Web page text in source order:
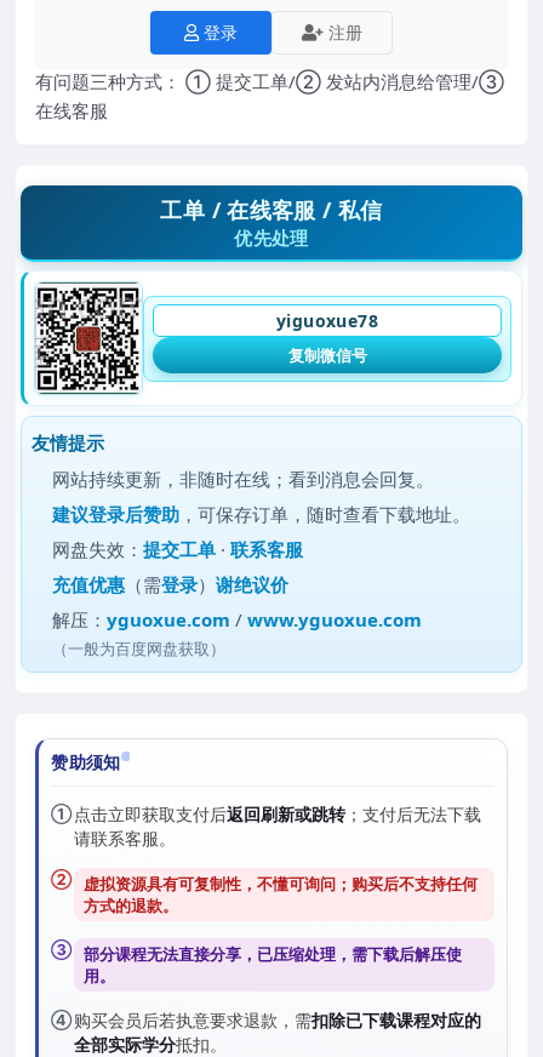
登录 注册
有问题三种方式： ① 提交工单/② 发站内消息给管理/③
在线客服
工单 / 在线客服 / 私信
优先处理
yiguoxue78
复制微信号
友情提示
网站持续更新，非随时在线；看到消息会回复。
建议登录后赞助 ，可保存订单，随时查看下载地址。
网盘失效：提交工单 ·联系客服
充值优惠 （需登录）谢绝议价
解压：yguoxue.com /www.yguoxue.com
（一般为百度网盘获取）
赞助须知
①点击立即获取支付后返回刷新或跳转；支付后无法下载
请联系客服。
② 虚拟资源具有可复制性，不懂可询问；购买后不支持任何
方式的退款。
③ 部分课程无法直接分享，已压缩处理，需下载后解压使
用。
④购买会员后若执意要求退款，需扣除已下载课程对应的
全部实际学分抵扣。